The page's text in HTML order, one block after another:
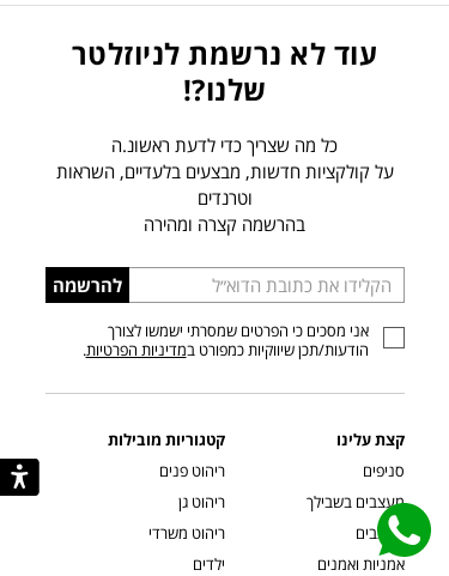
עוד לא נרשמת לניוזלטר
שלנו?!
כל מה שצריך כדי לדעת ראשונ.ה
על קולקציות חדשות, מבצעים בלעדיים, השראות
וטרנדים
בהרשמה קצרה ומהירה
הכניסו
כתובת
דוא”ל
להרשמה
אני מסכים כי הפרטים שמסרתי ישמשו לצורך
הודעות/תכן שיווקיות כמפורט במדיניות הפרטיות.
קצת עלינו
סניפים
מעצבים בשבילך
מעצבים
אמניות ואמנים
קטגוריות מובילות
ריהוט פנים
ריהוט גן
ריהוט משרדי
ילדים